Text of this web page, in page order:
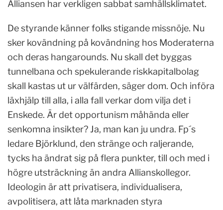
Alliansen har verkligen sabbat samhällsklimatet.
De styrande känner folks stigande missnöje. Nu
sker kovändning på kovändning hos Moderaterna
och deras hangarounds. Nu skall det byggas
tunnelbana och spekulerande riskkapitalbolag
skall kastas ut ur välfärden, säger dom. Och införa
läxhjälp till alla, i alla fall verkar dom vilja det i
Enskede. Är det opportunism måhända eller
senkomna insikter? Ja, man kan ju undra. Fp´s
ledare Björklund, den stränge och raljerande,
tycks ha ändrat sig på flera punkter, till och med i
högre utsträckning än andra Allianskollegor.
Ideologin är att privatisera, individualisera,
avpolitisera, att låta marknaden styra